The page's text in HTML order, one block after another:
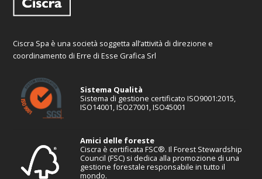
Ciscra Spa è una società soggetta all’attività di direzione e
coordinamento di Erre di Esse Grafica Srl
Sistema Qualità
Sistema di gestione certificato ISO9001:2015,
ISO14001, ISO27001, ISO45001
Amici delle foreste
Ciscra è certificata FSC®. Il Forest Stewardship
Council (FSC) si dedica alla promozione di una
gestione forestale responsabile in tutto il
mondo.